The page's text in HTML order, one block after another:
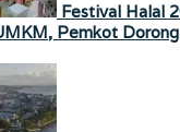
Festival Halal
Pemkot